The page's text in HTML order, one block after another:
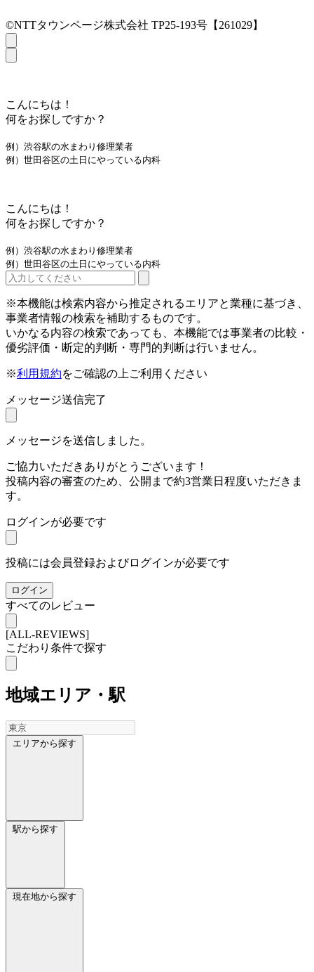
©NTTタウンページ株式会社 TP25-193号【261029】
こんにちは！
何をお探しですか？
例）渋谷駅の水まわり修理業者
例）世田谷区の土日にやっている内科
こんにちは！
何をお探しですか？
例）渋谷駅の水まわり修理業者
例）世田谷区の土日にやっている内科
※本機能は検索内容から推定されるエリアと業種に基づき、
事業者情報の検索を補助するものです。
いかなる内容の検索であっても、本機能では事業者の比較・
優劣評価・断定的判断・専門的判断は行いません。
※利用規約をご確認の上ご利用ください
メッセージ送信完了
メッセージを送信しました。
ご協力いただきありがとうございます！
投稿内容の審査のため、公開まで約3営業日程度いただきま
す。
ログインが必要です
投稿には会員登録およびログインが必要です
ログイン
すべてのレビュー
[ALL-REVIEWS]
こだわり条件で探す
地域エリア・駅
エリアから探す
駅から探す
現在地から探す